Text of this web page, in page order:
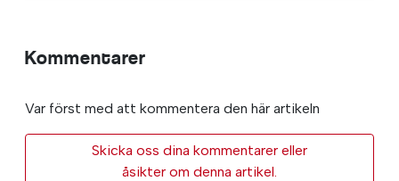
Kommentarer
Var först med att kommentera den här artikeln
Skicka oss dina kommentarer eller
åsikter om denna artikel.